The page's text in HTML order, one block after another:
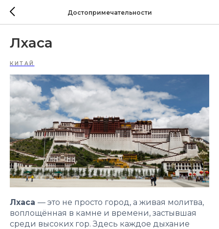
Достопримечательности
Лхаса
КИТАЙ
Лхаса — это не просто город, а живая молитва,
воплощённая в камне и времени, застывшая
среди высоких гор. Здесь каждое дыхание